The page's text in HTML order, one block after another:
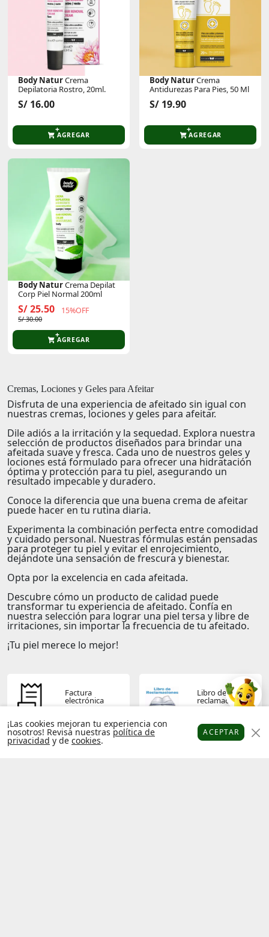
Body NaturCrema
Depilatoria Rostro, 20ml.
S/ 16.00
AGREGAR
Body NaturCrema
Antidurezas Para Pies, 50 Ml
S/ 19.90
AGREGAR
Body NaturCrema Depilat
Corp Piel Normal 200ml
S/ 25.50 15%OFF
S/ 30.00
AGREGAR
Cremas, Lociones y Geles para Afeitar
Disfruta de una experiencia de afeitado sin igual con
nuestras cremas, lociones y geles para afeitar.
Dile adiós a la irritación y la sequedad. Explora nuestra
selección de productos diseñados para brindar una
afeitada suave y fresca. Cada uno de nuestros geles y
lociones está formulado para ofrecer una hidratación
óptima y protección para tu piel, asegurando un
resultado impecable y duradero.
Conoce la diferencia que una buena crema de afeitar
puede hacer en tu rutina diaria.
Experimenta la combinación perfecta entre comodidad
y cuidado personal. Nuestras fórmulas están pensadas
para proteger tu piel y evitar el enrojecimiento,
dejándote una sensación de frescura y bienestar.
Opta por la excelencia en cada afeitada.
Descubre cómo un producto de calidad puede
transformar tu experiencia de afeitado. Confía en
nuestra selección para lograr una piel tersa y libre de
irritaciones, sin importar la frecuencia de tu afeitado.
¡Tu piel merece lo mejor!
Factura
electrónica
Libro de
reclamaciones
Términos y
Platanitos Favoritos
¡Las cookies mejoran tu experiencia con
nosotros! Revisa nuestras política de
privacidad y de cookies.
ACEPTAR